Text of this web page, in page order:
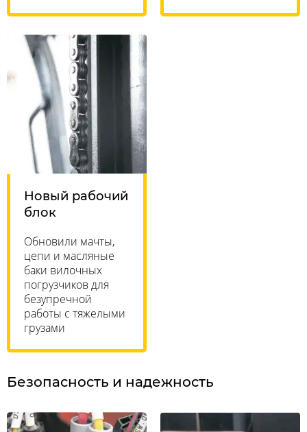
Новый рабочий
блок
Обновили мачты,
цепи и масляные
баки вилочных
погрузчиков для
безупречной
работы с тяжелыми
грузами
Безопасность и надежность